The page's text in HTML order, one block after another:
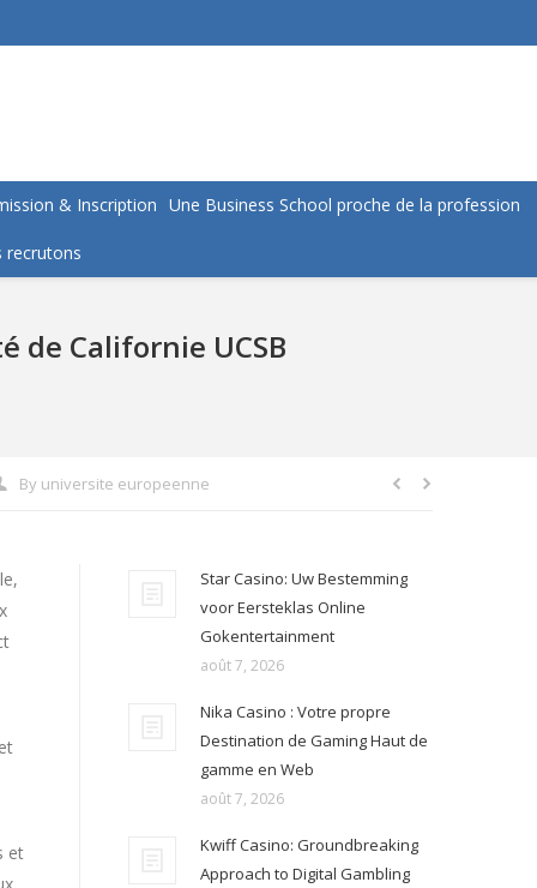
& Inscription Une Business School proche de la profession
recrutons
de Californie UCSB
By universite europeenne
et
Star Casino: Uw Bestemming
voor Eersteklas Online
Gokentertainment
août 7, 2026
Nika Casino : Votre propre
Destination de Gaming Haut de
gamme en Web
août 7, 2026
Kwiff Casino: Groundbreaking
Approach to Digital Gambling